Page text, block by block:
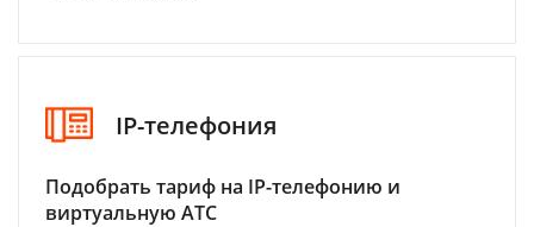
IP-телефония
Подобрать тариф на IP-телефонию и
виртуальную АТС